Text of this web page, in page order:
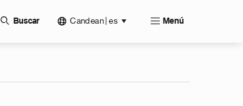
Buscar Candean | es Menú